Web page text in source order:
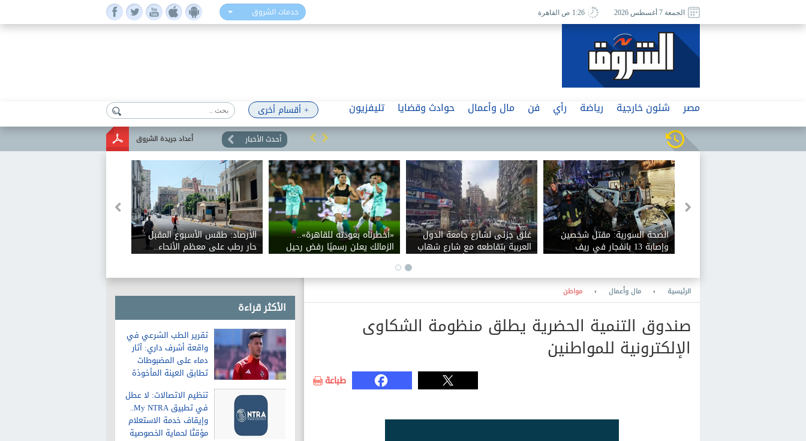
خدمات الشروق الجمعة 7 أغسطس 2026 1:26 ص القاهرة
+ أقسام أخرى مصر شئون خارجية رياضة رأي فن مال وأعمال حوادث وقضايا تليفزيون
أعداد جريدة الشروق أحدث الأخبار
الصحة السورية: مقتل شخصين
وإصابة 13 بانفجار في ريف
دمشق
غلق جزئى لشارع جامعة الدول
العربية بتقاطعه مع شارع شهاب
بالاتجاهين لمدة ٣ أيام لتوصيل
«أخطرناه بعودته للقاهرة»..
الزمالك يعلن رسميًا رفض رحيل
بيزيرا
الأرصاد: طقس الأسبوع المقبل
حار رطب على معظم الأنحاء..
والعظمى على القاهرة الكبرى
الأكثر قراءة
تقرير الطب الشرعي في
واقعة أشرف داري: آثار
دماء على المضبوطات
تطابق العينة المأخوذة
تنظيم الاتصالات: لا عطل
في تطبيق My NTRA..
وإيقاف خدمة الاستعلام
مؤقتًا لحماية الخصوصية
الرئيسية › مال وأعمال › مواطن
صندوق التنمية الحضرية يطلق منظومة الشكاوى
الإلكترونية للمواطنين
طباعة